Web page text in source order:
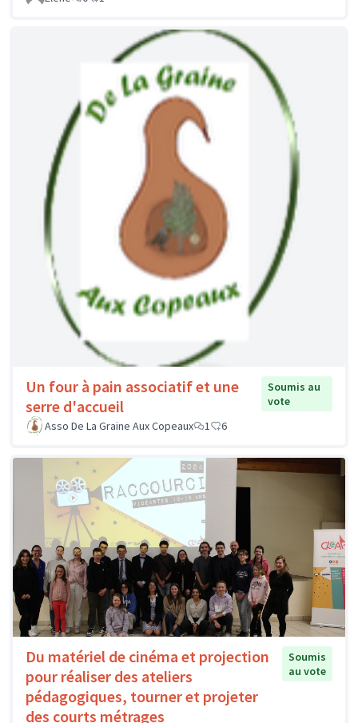
Un four à pain associatif et une
serre d'accueil
Soumis au
vote
Asso De La Graine Aux Copeaux
1 6
Du matériel de cinéma et projection
pour réaliser des ateliers
pédagogiques, tourner et projeter
des courts métrages
Soumis
au vote